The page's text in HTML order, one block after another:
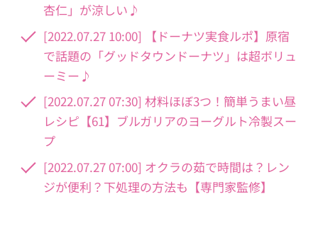
杏仁」が涼しい♪
[2022.07.27 10:00] 【ドーナツ実食ルポ】原宿
で話題の「グッドタウンドーナツ」は超ボリュ
ーミー♪
[2022.07.27 07:30] 材料ほぼ3つ！簡単うまい昼
レシピ【61】ブルガリアのヨーグルト冷製スー
プ
[2022.07.27 07:00] オクラの茹で時間は？レン
ジが便利？下処理の方法も【専門家監修】